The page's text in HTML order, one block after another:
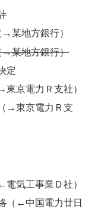
某地方銀行）
→某地方銀行）
定
京電力Ｒ支社）
→東京電力Ｒ支
電気工事業Ｄ社）
（←中国電力廿日